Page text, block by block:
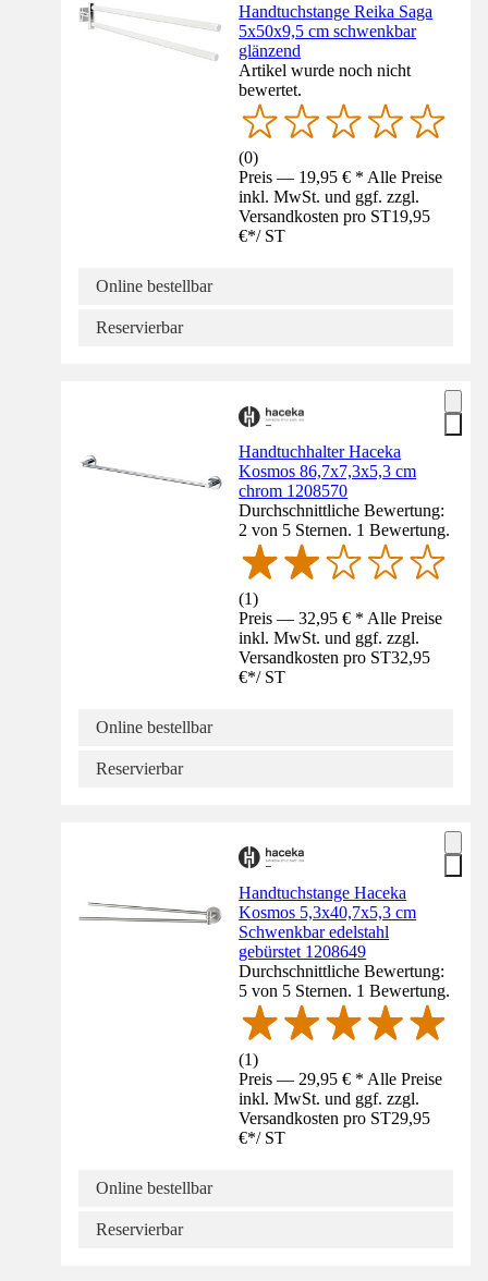
Handtuchstange Reika Saga
5x50x9,5 cm schwenkbar
glänzend
Artikel wurde noch nicht
bewertet.
(0)
Preis — 19,95 € * Alle Preise
inkl. MwSt. und ggf. zzgl.
Versandkosten pro ST19,95
€*/ ST
Online bestellbar
Reservierbar
Handtuchhalter Haceka
Kosmos 86,7x7,3x5,3 cm
chrom 1208570
Durchschnittliche Bewertung:
2 von 5 Sternen. 1 Bewertung.
(1)
Preis — 32,95 € * Alle Preise
inkl. MwSt. und ggf. zzgl.
Versandkosten pro ST32,95
€*/ ST
Online bestellbar
Reservierbar
Handtuchstange Haceka
Kosmos 5,3x40,7x5,3 cm
Schwenkbar edelstahl
gebürstet 1208649
Durchschnittliche Bewertung:
5 von 5 Sternen. 1 Bewertung.
(1)
Preis — 29,95 € * Alle Preise
inkl. MwSt. und ggf. zzgl.
Versandkosten pro ST29,95
€*/ ST
Online bestellbar
Reservierbar